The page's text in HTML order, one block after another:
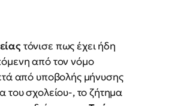
τόνισε πως έχει ήδη
από τον νόμο
από υποβολής μήνυσης
του σχολείου-, το ζήτημα